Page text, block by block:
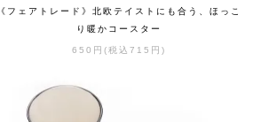
《フェアトレード》北欧テイストにも合う、ほっこ
り暖かコースター
650円(税込715円)